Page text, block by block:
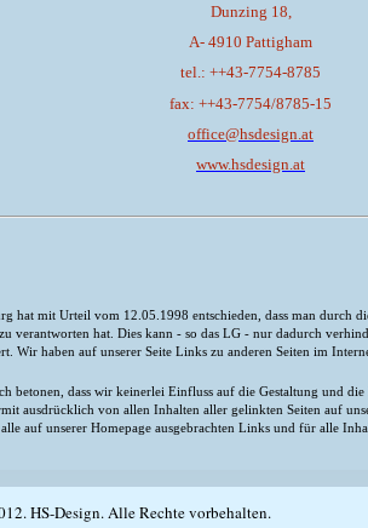
Dunzing 18,
A- 4910 Pattigham
tel.: ++43-7754-8785
fax: ++43-7754/8785-15
office@hsdesign.at
www.hsdesign.at
hat mit Urteil vom 12.05.1998 entschieden, dass man durch
verantworten hat. Dies kann - so das LG - nur dadurch
Wir haben auf unserer Seite Links zu anderen Seiten im
betonen, dass wir keinerlei Einfluss auf die Gestaltung und
ausdrücklich von allen Inhalten aller gelinkten Seiten auf
auf unserer Homepage ausgebrachten Links und für alle
HS-Design. Alle Rechte vorbehalten.